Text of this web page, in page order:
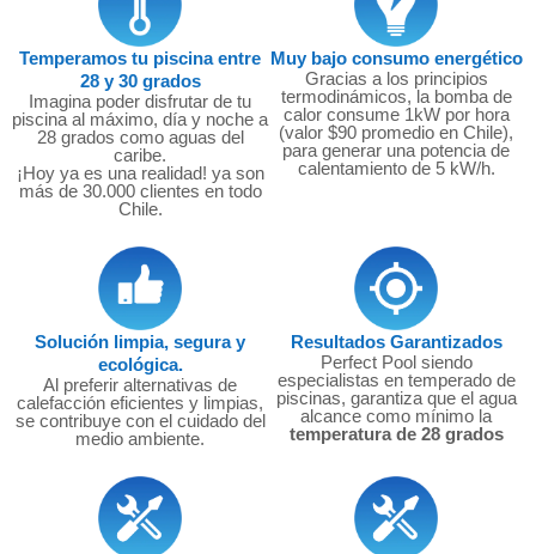
Temperamos tu piscina entre
28 y 30 grados
Imagina poder disfrutar de tu
piscina al máximo, día y noche a
28 grados como aguas del
caribe.
¡Hoy ya es una realidad! ya son
más de 30.000 clientes en todo
Chile.
Muy bajo consumo energético
Gracias a los principios
termodinámicos, la bomba de
calor consume 1kW por hora
(valor $90 promedio en Chile),
para generar una potencia de
calentamiento de 5 kW/h.
Solución limpia, segura y
ecológica.
Al preferir alternativas de
calefacción eficientes y limpias,
se contribuye con el cuidado del
medio ambiente.
Resultados Garantizados
Perfect Pool siendo
especialistas en temperado de
piscinas, garantiza que el agua
alcance como mínimo la
temperatura de 28 grados